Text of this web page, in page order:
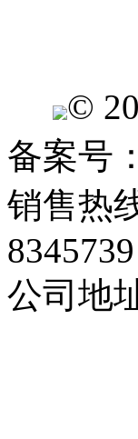
©
备案号
销售热
8345739
公司地